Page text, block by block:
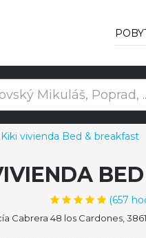
Kiki vivienda Bed & breakfast
(657
Cabrera 48 los Cardones,